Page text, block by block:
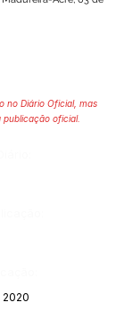
no Diário Oficial, mas
oficial.
2020